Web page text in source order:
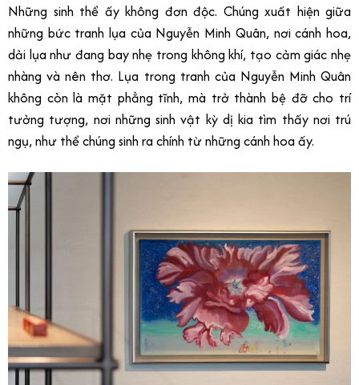
Những sinh thể ấy không đơn độc. Chúng xuất hiện giữa
những bức tranh lụa của Nguyễn Minh Quân, nơi cánh hoa,
dải lụa như đang bay nhẹ trong không khí, tạo cảm giác nhẹ
nhàng và nên thơ. Lụa trong tranh của Nguyễn Minh Quân
không còn là mặt phẳng tĩnh, mà trở thành bệ đỡ cho trí
tưởng tượng, nơi những sinh vật kỳ dị kia tìm thấy nơi trú
ngụ, như thể chúng sinh ra chính từ những cánh hoa ấy.